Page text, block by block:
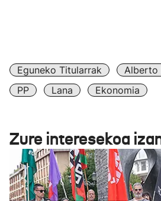
Eguneko Titularrak
Alberto
PP
Lana Ekonomia
Zure interesekoa